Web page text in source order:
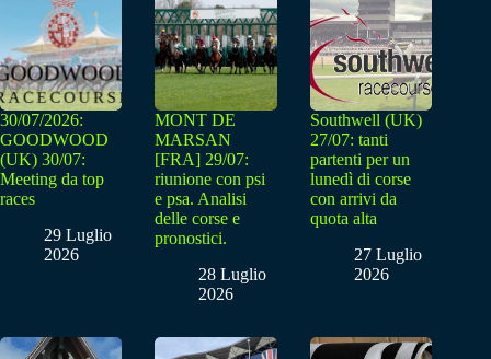
30/07/2026:
GOODWOOD
(UK) 30/07:
Meeting da top
races
29 Luglio
2026
MONT DE
MARSAN
[FRA] 29/07:
riunione con psi
e psa. Analisi
delle corse e
pronostici.
28 Luglio
2026
Southwell (UK)
27/07: tanti
partenti per un
lunedì di corse
con arrivi da
quota alta
27 Luglio
2026